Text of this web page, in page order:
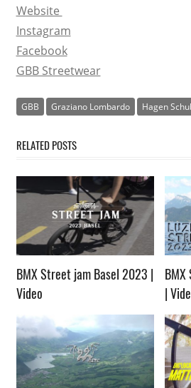
Website
Instagram
Facebook
GBB Streetwear
GBB Graziano Lombardo Hagen
RELATED POSTS
BMX Street jam Basel 2023 |
Video
|